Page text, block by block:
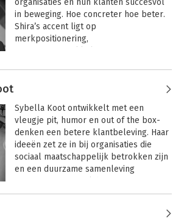
investeren door én in vrouwen gericht
op startups.
organisaties en hun klanten succesvol
in beweging. Hoe concreter hoe beter.
Shira’s accent ligt op
merkpositionering,
Marketing) als jurylid voor de jaarlijkse
Marketing Literatuur Prijs. Ook helpt zij
pro bono start ups die een
maatschappelijke missie hebben.
Sybella Koot ontwikkelt met een
vleugje pit, humor en out of the box-
denken een betere klantbeleving. Haar
ideeën zet ze in bij organisaties die
sociaal maatschappelijk betrokken zijn
en een duurzame samenleving
marketing management, customer